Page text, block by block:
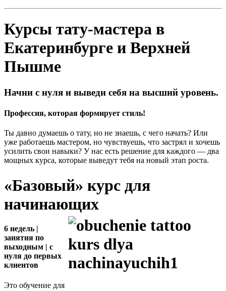
Курсы тату-мастера в
Екатеринбурге и Верхней
Пышме
Начни с нуля и выведи себя на высший уровень.
Профессия, которая формирует стиль!
Ты давно думаешь о тату, но не знаешь, с чего начать? Или
уже работаешь мастером, но чувствуешь, что застрял и хочешь
усилить свои навыки? У нас есть решение для каждого — два
мощных курса, которые выведут тебя на новый этап роста.
«Базовый» курс для
начинающих
6 недель |
занятия по
выходным | с
нуля до первых
клиентов
Это обучение для